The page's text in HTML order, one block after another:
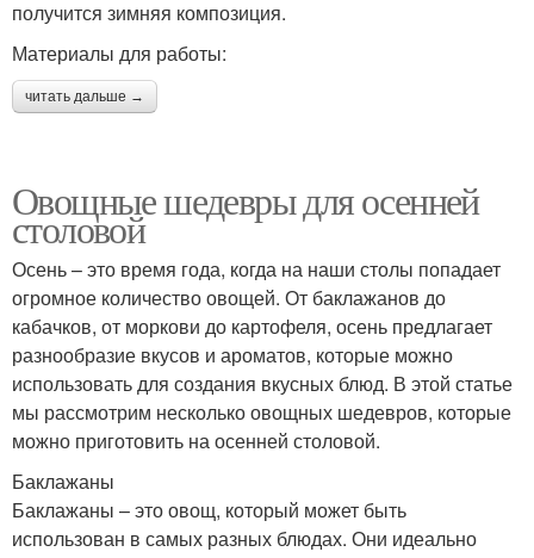
получится зимняя композиция.
Материалы для работы:
читать дальше →
Овощные шедевры для осенней
столовой
Осень – это время года, когда на наши столы попадает
огромное количество овощей. От баклажанов до
кабачков, от моркови до картофеля, осень предлагает
разнообразие вкусов и ароматов, которые можно
использовать для создания вкусных блюд. В этой статье
мы рассмотрим несколько овощных шедевров, которые
можно приготовить на осенней столовой.
Баклажаны
Баклажаны – это овощ, который может быть
использован в самых разных блюдах. Они идеально